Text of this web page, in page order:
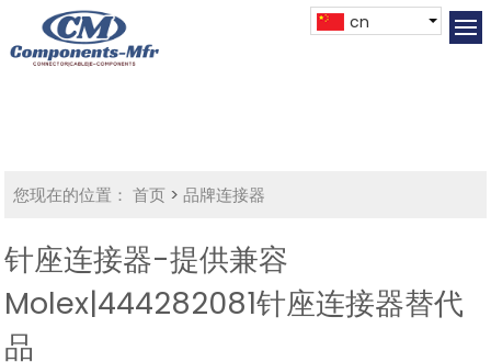
cn
您现在的位置： 首页 >品牌连接器
针座连接器-提供兼容
Molex|444282081针座连接器替代
品